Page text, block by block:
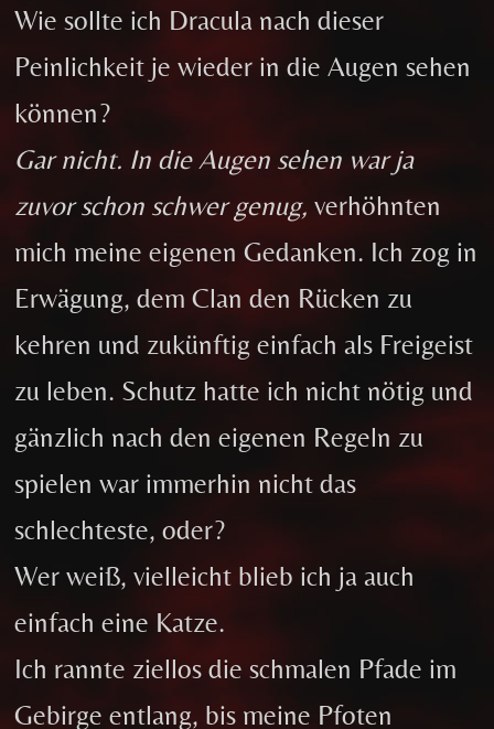
Wie sollte ich Dracula nach dieser
Peinlichkeit je wieder in die Augen sehen
können?
Gar nicht. In die Augen sehen war ja
zuvor schon schwer genug,verhöhnten
mich meine eigenen Gedanken. Ich zog in
Erwägung, dem Clan den Rücken zu
kehren und zukünftig einfach als Freigeist
zu leben. Schutz hatte ich nicht nötig und
gänzlich nach den eigenen Regeln zu
spielen war immerhin nicht das
schlechteste, oder?
Wer weiß, vielleicht blieb ich ja auch
einfach eine Katze.
Ich rannte ziellos die schmalen Pfade im
Gebirge entlang, bis meine Pfoten